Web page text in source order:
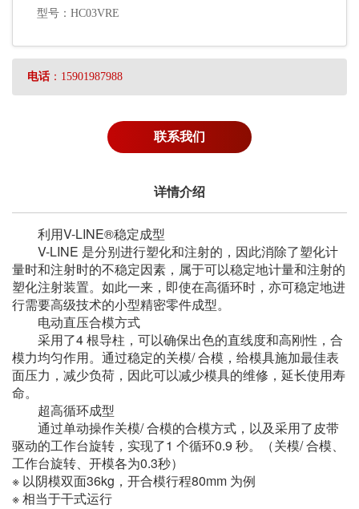
型号：HC03VRE
电话：15901987988
联系我们
详情介绍
利用V-LINE®稳定成型
V-LINE 是分别进行塑化和注射的，因此消除了塑化计
量时和注射时的不稳定因素，属于可以稳定地计量和注射的
塑化注射装置。如此一来，即使在高循环时，亦可稳定地进
行需要高级技术的小型精密零件成型。
电动直压合模方式
采用了4 根导柱，可以确保出色的直线度和高刚性，合
模力均匀作用。通过稳定的关模/ 合模，给模具施加最佳表
面压力，减少负荷，因此可以减少模具的维修，延长使用寿
命。
超高循环成型
通过单动操作关模/ 合模的合模方式，以及采用了皮带
驱动的工作台旋转，实现了1 个循环0.9 秒。（关模/ 合模、
工作台旋转、开模各为0.3秒）
※ 以阴模双面36kg，开合模行程80mm 为例
※ 相当于干式运行